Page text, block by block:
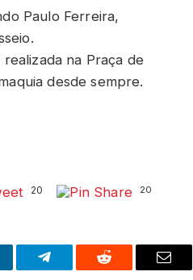
Paulo Ferreira,
na Praça de
desde sempre.
20 20
Telegram Reddit Email